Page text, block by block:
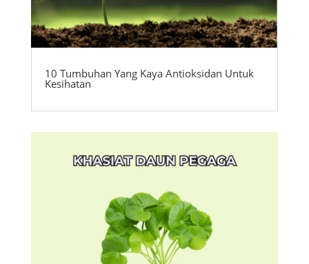
10 Tumbuhan Yang Kaya Antioksidan Untuk
Kesihatan